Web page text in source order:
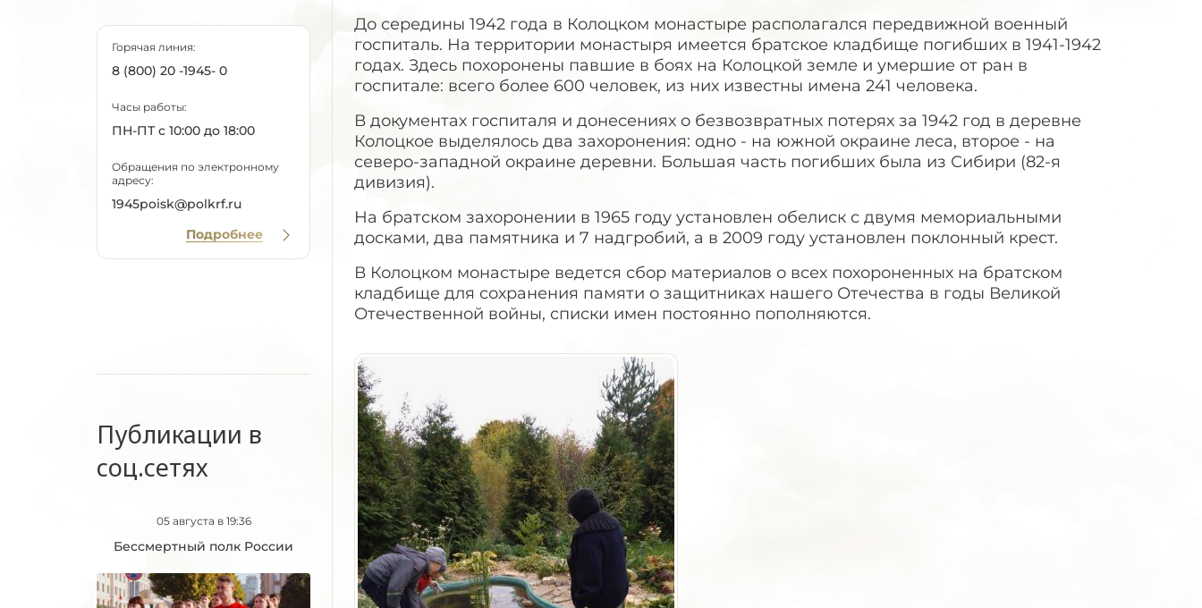
Горячая линия:
8 (800) 20 -1945- 0
Часы работы:
ПН-ПТ с 10:00 до 18:00
Обращения по электронному
адресу:
1945poisk@polkrf.ru
Подробнее
Публикации в
соц.сетях
05 августа в 19:36
Бессмертный полк России
До середины 1942 года в Колоцком монастыре располагался передвижной военный
госпиталь. На территории монастыря имеется братское кладбище погибших в 1941-1942
годах. Здесь похоронены павшие в боях на Колоцкой земле и умершие от ран в
госпитале: всего более 600 человек, из них известны имена 241 человека.
В документах госпиталя и донесениях о безвозвратных потерях за 1942 год в деревне
Колоцкое выделялось два захоронения: одно - на южной окраине леса, второе - на
северо-западной окраине деревни. Большая часть погибших была из Сибири (82-я
дивизия).
На братском захоронении в 1965 году установлен обелиск с двумя мемориальными
досками, два памятника и 7 надгробий, а в 2009 году установлен поклонный крест.
В Колоцком монастыре ведется сбор материалов о всех похороненных на братском
кладбище для сохранения памяти о защитниках нашего Отечества в годы Великой
Отечественной войны, списки имен постоянно пополняются.